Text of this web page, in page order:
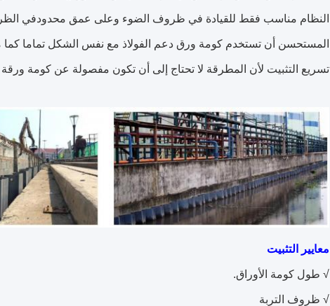
تسريع التثبيت لأن المطرقة لا تحتاج إلى أن تكون مفصولة عن كومة
معايير التثبيت
√ طول كومة الأوراق.
√ ظروف التربة